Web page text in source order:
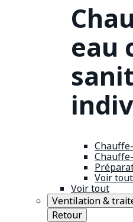
eau
Voir tout
Voir tout
Ventilation &
Retour